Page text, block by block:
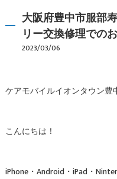
大阪府豊中市服部
リー交換修理での
2023/03/06
ケアモバイルイオンタウン豊
こんにちは！
iPhone・Android・iPad・